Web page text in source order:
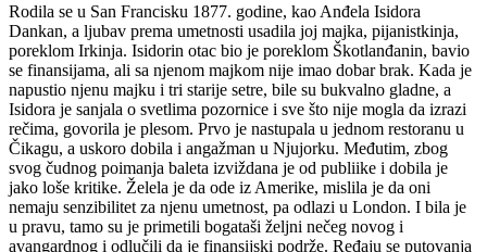
Rodila se u San Francisku 1877. godine, kao Anđela Isidora
Dankan, a ljubav prema umetnosti usadila joj majka, pijanistkinja,
poreklom Irkinja. Isidorin otac bio je poreklom Škotlanđanin, bavio
se finansijama, ali sa njenom majkom nije imao dobar brak. Kada je
napustio njenu majku i tri starije setre, bile su bukvalno gladne, a
Isidora je sanjala o svetlima pozornice i sve što nije mogla da izrazi
rečima, govorila je plesom. Prvo je nastupala u jednom restoranu u
Čikagu, a uskoro dobila i angažman u Njujorku. Međutim, zbog
svog čudnog poimanja baleta izviždana je od publiike i dobila je
jako loše kritike. Želela je da ode iz Amerike, mislila je da oni
nemaju senzibilitet za njenu umetnost, pa odlazi u London. I bila je
u pravu, tamo su je primetili bogataši željni nečeg novog i
avangardnog i odlučili da je finansijski podrže. Ređaju se putovanja